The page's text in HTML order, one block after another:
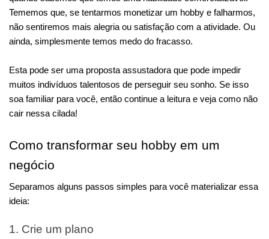
Tememos que, se tentarmos monetizar um hobby e falharmos,
não sentiremos mais alegria ou satisfação com a atividade. Ou
ainda, simplesmente temos medo do fracasso.
Esta pode ser uma proposta assustadora que pode impedir
muitos indivíduos talentosos de perseguir seu sonho. Se isso
soa familiar para você, então continue a leitura e veja como não
cair nessa cilada!
Como transformar seu hobby em um
negócio
Separamos alguns passos simples para você materializar essa
ideia:
1. Crie um plano